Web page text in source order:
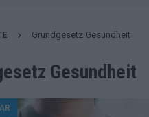
[ Mai 2026 ] ESC 2026 Finale: JJ mit
EUROVISION
kommt
Grundgesetz Gesundheit
Gesundheit